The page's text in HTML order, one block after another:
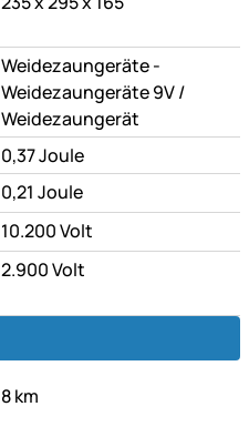
Weidezaungeräte -
Weidezaungeräte 9V/oder
Weidezaungerät
0,37 Joule
0,21 Joule
10.200 Volt
2.900 Volt
8 km